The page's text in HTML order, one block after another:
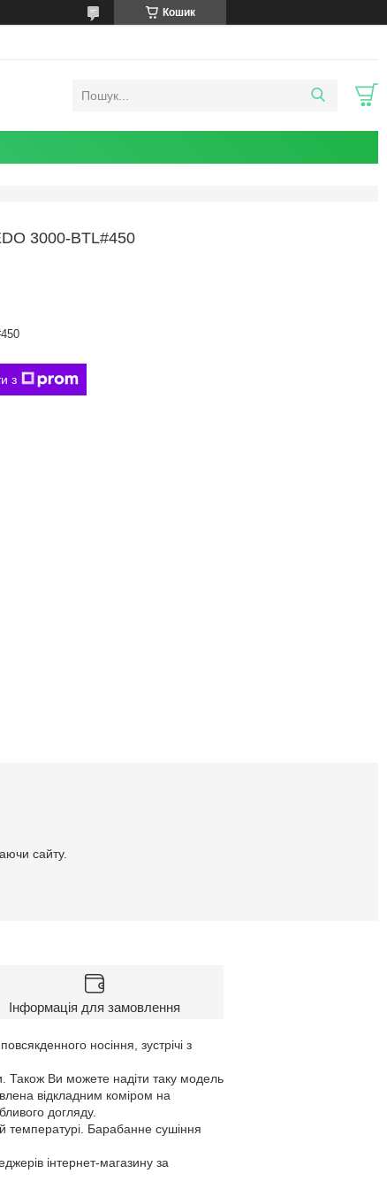
Кошик
3000-BTL#450
з
сайту.
Інформація для замовлення
носіння, зустрічі з
Також Ви можете надіти таку модель
відкладним коміром на
догляду.
температурі. Барабанне сушіння
інтернет-магазину за